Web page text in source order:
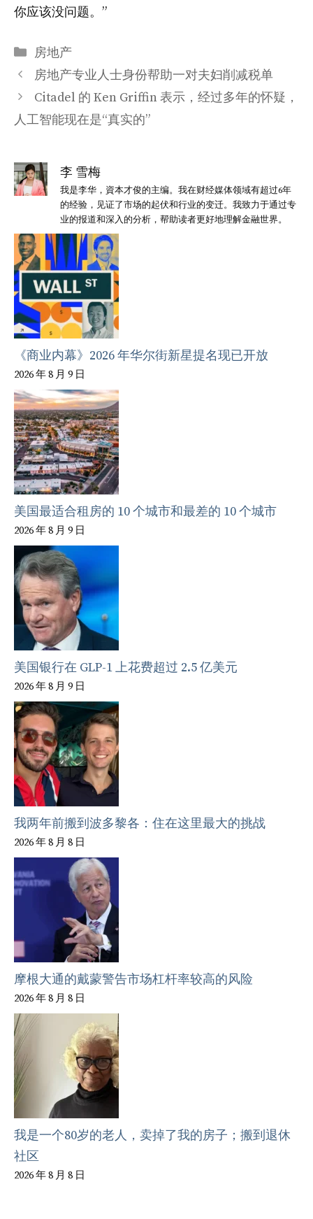
你应该没问题。”
分
类
房地产
房地产专业人士身份帮助一对夫妇削减税单
Citadel 的 Ken Griffin 表示，经过多年的怀疑，
人工智能现在是“真实的”
李 雪梅
我是李华，資本才俊的主编。我在财经媒体领域有超过6年
的经验，见证了市场的起伏和行业的变迁。我致力于通过专
业的报道和深入的分析，帮助读者更好地理解金融世界。
《商业内幕》2026 年华尔街新星提名现已开放
2026 年 8 月 9 日
美国最适合租房的 10 个城市和最差的 10 个城市
2026 年 8 月 9 日
美国银行在 GLP-1 上花费超过 2.5 亿美元
2026 年 8 月 9 日
我两年前搬到波多黎各：住在这里最大的挑战
2026 年 8 月 8 日
摩根大通的戴蒙警告市场杠杆率较高的风险
2026 年 8 月 8 日
我是一个80岁的老人，卖掉了我的房子；搬到退休
社区
2026 年 8 月 8 日